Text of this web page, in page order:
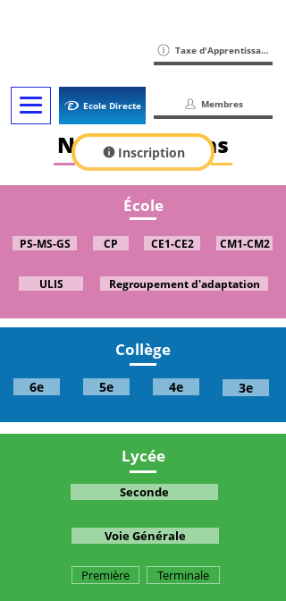
Ecole Directe
Taxe d'Apprentissage
Membres
Inscription
Nos formations
École
PS-MS-GS
ULIS
CP CE1-CE2 CM1-CM2
Regroupement d'adaptation
Collège
6e 5e 4e 3e
Lycée
Seconde
Voie Générale
Première Terminale